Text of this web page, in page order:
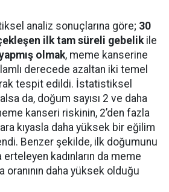
analiz sonuçlarına göre; 30
ilk tam süreli gebelikile
olmak, meme kanserine
derecede azaltan iki temel
tespit edildi. İstatistiksel
da, doğum sayısı 2 ve daha
kanseri riskinin, 2’den fazla
kıyasla daha yüksek bir eğilim
Benzer şekilde, ilk doğumunu
erteleyen kadınların da meme
oranının daha yüksek olduğu